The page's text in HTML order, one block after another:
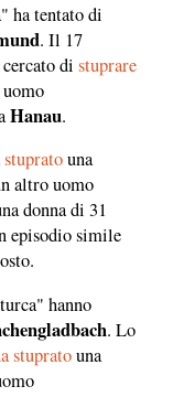
ha tentato di
. Il 17
di stuprare
Hanau.
stupratouna
altro uomo
donna di 31
episodio simile
hanno
. Lo
stupratouna